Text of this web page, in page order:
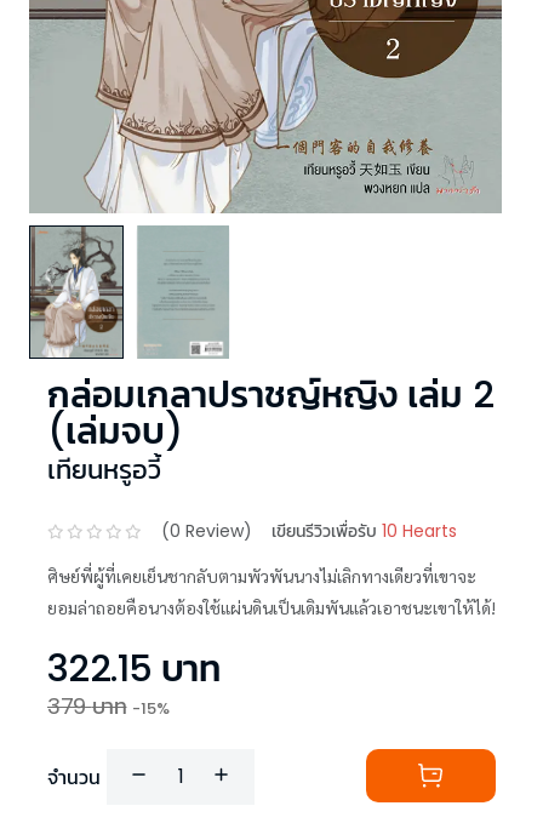
กล่อมเกลาปราชญ์หญิง เล่ม 2
(เล่มจบ)
เทียนหรูอวี้
(0 Review) เขียนรีวิวเพื่อรับ 10 Hearts
ศิษย์พี่ผู้ที่เคยเย็นชากลับตามพัวพันนางไม่เลิกทางเดียวที่เขาจะ
ยอมล่าถอยคือนางต้องใช้แผ่นดินเป็นเดิมพันแล้วเอาชนะเขาให้ได้!
322.15 บาท
379บาท -15%
จำนวน